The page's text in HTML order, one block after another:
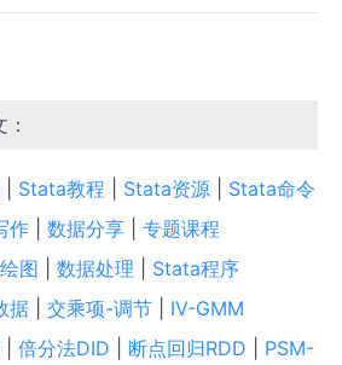
Stata教程 Stata资源| Stata命令
作| 数据分享| 专题课程
图 数据处理
Stata程序
据| 交乘项-调节| IV-GMM
| 倍分法DID 断点回归RDD
PSM-